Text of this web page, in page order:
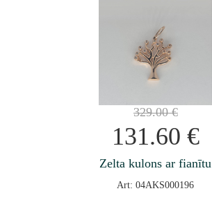
329.00€
131.60 €
Zelta kulons ar fianītu
Art: 04AKS000196